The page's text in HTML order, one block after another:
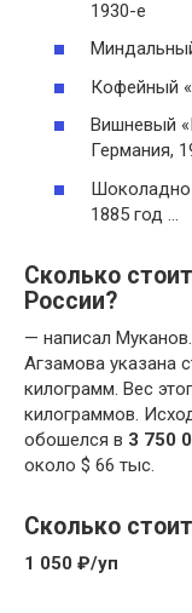
1930-е
Кофейный
Вишневый
Германия,
1885 год …
Сколько
России?
— написал
Агзамова указана
килограмм. Вес
килограммов.
обошелся в 3 750
около $ 66 тыс.
Сколько
1 050 ₽/уп